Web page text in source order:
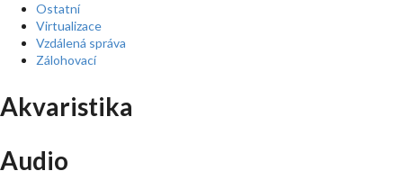
Ostatní
Virtualizace
Vzdálená správa
Zálohovací
Akvaristika
Audio